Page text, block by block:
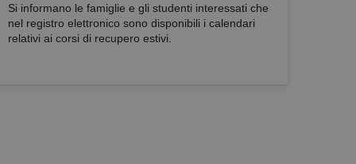
Si informano le famiglie e gli studenti interessati che
nel registro elettronico sono disponibili i calendari
relativi ai corsi di recupero estivi.
utilizzati per scopi
operazioni non
banking
di effettuare e